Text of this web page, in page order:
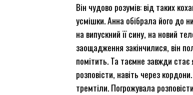
Він чудово розумів: від таких
усмішки. Анна обібрала його до
на випускний її сину, на новий
заощадження закінчилися, він
помітить. Та таємне завжди
розповісти, навіть через
тремтіли. Погрожувала